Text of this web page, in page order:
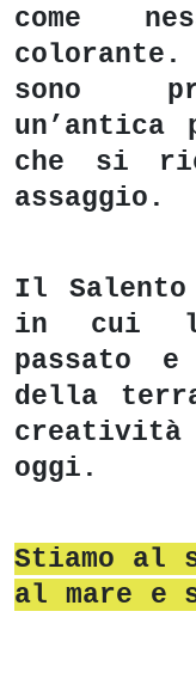
come
sono
un’antica
che si
assaggio.
Il Salento
in cui
passato
della
oggi.
Stiamo al
al mare e